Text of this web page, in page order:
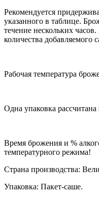
Рекомендуется
указанного в таблице.
течение нескольких
количества добавляемого
Рабочая температура
Одна упаковка
Время брожения и %
температурного режима!
Страна производства:
Упаковка: Пакет-саше.